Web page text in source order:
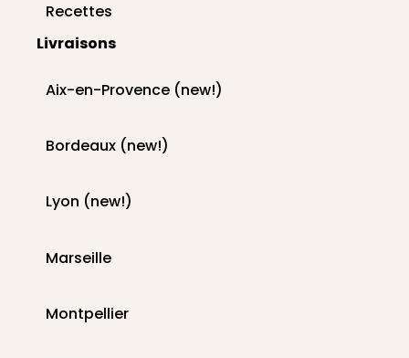
Recettes
Livraisons
Aix-en-Provence (new!)
Bordeaux (new!)
Lyon (new!)
Marseille
Montpellier